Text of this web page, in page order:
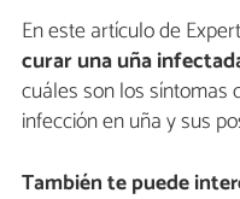
En este artículo de
curar una uña
cuáles son los síntomas
infección en uña y sus
También te puede